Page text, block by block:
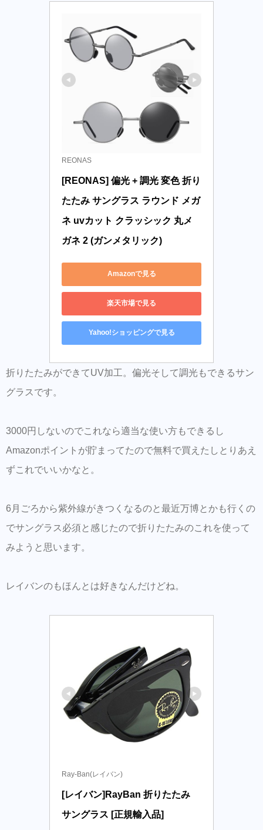
REONAS
[REONAS] 偏光 + 調光 変色 折り
たたみ サングラス ラウンド メガ
ネ uvカット クラッシック 丸メ
ガネ 2 (ガンメタリック)
Amazonで見る
楽天市場で見る
Yahoo!ショッピングで見る
折りたたみができてUV加工。偏光そして調光もできるサン
グラスです。
3000円しないのでこれなら適当な使い方もできるし
Amazonポイントが貯まってたので無料で買えたしとりあえ
ずこれでいいかなと。
6月ごろから紫外線がきつくなるのと最近万博とかも行くの
でサングラス必須と感じたので折りたたみのこれを使って
みようと思います。
レイバンのもほんとは好きなんだけどね。
Ray-Ban(レイバン)
[レイバン]RayBan 折りたたみ
サングラス [正規輸入品]